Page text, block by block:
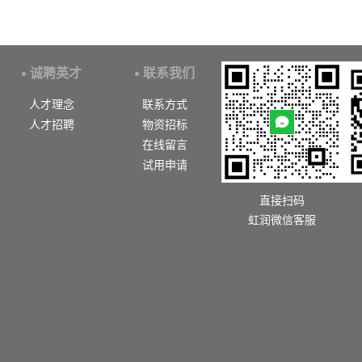
诚聘英才
人才理念
人才招聘
联系我们
联系方式
物资招标
在线留言
试用申请
直接扫码
虹润微信客服